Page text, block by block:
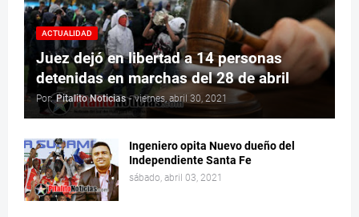
ACTUALIDAD
Juez dejó en libertad a 14 personas
detenidas en marchas del 28 de abril
Por: Pitalito Noticias - viernes, abril 30, 2021
Ingeniero opita Nuevo dueño del
Independiente Santa Fe
sábado, abril 03, 2021